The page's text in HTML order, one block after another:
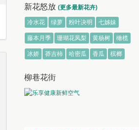
新花怒放 (更多最新花卉)
冷水花 绿萝 粉叶决明 七姊妹
藤本月季 珊瑚花凤梨 黄杨树 橄榄
冰娇 莽吉柿 哈密瓜 香瓜 槟榔
柳巷花街